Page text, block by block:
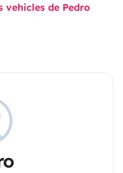
vehicles de Pedro